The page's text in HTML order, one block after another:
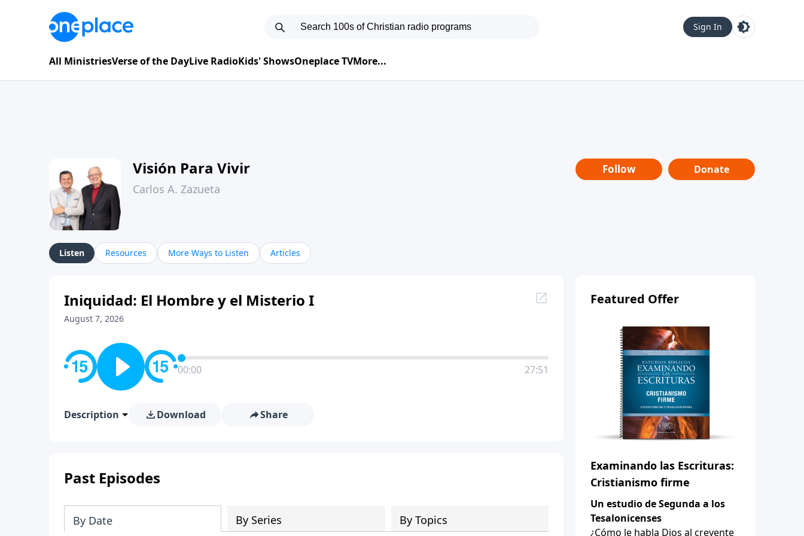
Sign In
All MinistriesVerse of the DayLive RadioKids' ShowsOneplace TVMore...
Visión Para Vivir
Carlos A. Zazueta
Follow Donate
Listen Resources More Ways to Listen Articles
Iniquidad: El Hombre y el Misterio I
August 7, 2026
00:00 27:51
Description Download Share
Past Episodes
By Date By Series By Topics
Featured Offer
Examinando las Escrituras:
Cristianismo firme
Un estudio de Segunda a los
Tesalonicenses
¿Cómo le habla Dios al creyente